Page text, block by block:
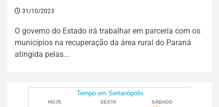
31/10/2023
O governo do Estado irá trabalhar em parceria com os
municípios na recuperação da área rural do Paraná
atingida pelas...